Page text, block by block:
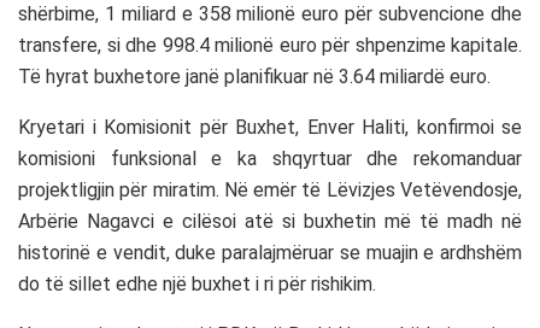
shërbime, 1 miliard e 358 milionë euro për subvencione dhe
transfere, si dhe 998.4 milionë euro për shpenzime kapitale.
Të hyrat buxhetore janë planifikuar në 3.64 miliardë euro.
Kryetari i Komisionit për Buxhet, Enver Haliti, konfirmoi se
komisioni funksional e ka shqyrtuar dhe rekomanduar
projektligjin për miratim. Në emër të Lëvizjes Vetëvendosje,
Arbërie Nagavci e cilësoi atë si buxhetin më të madh në
historinë e vendit, duke paralajmëruar se muajin e ardhshëm
do të sillet edhe një buxhet i ri për rishikim.